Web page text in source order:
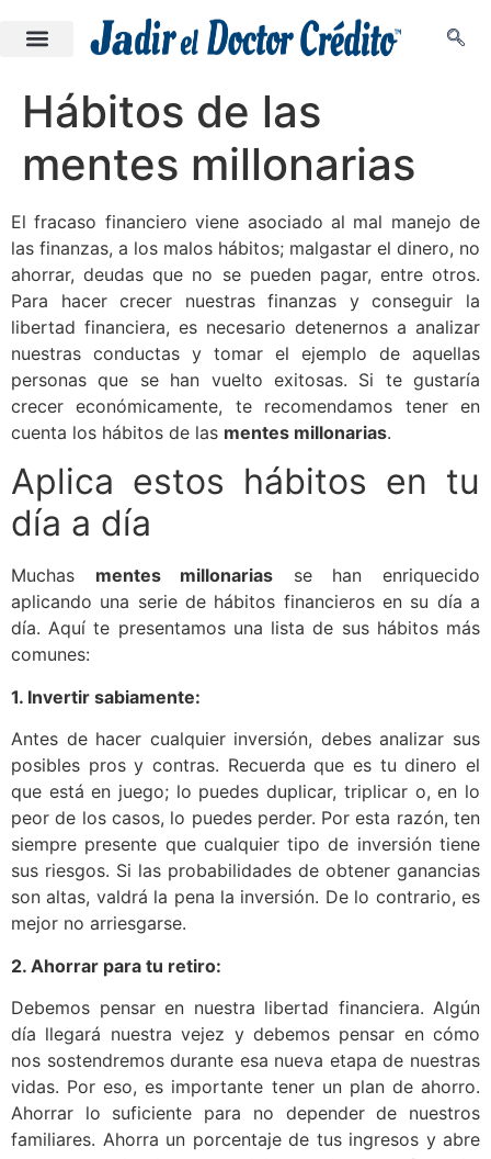
Hábitos de las
mentes millonarias
El fracaso financiero viene asociado al mal manejo de
las finanzas, a los malos hábitos; malgastar el dinero, no
ahorrar, deudas que no se pueden pagar, entre otros.
Para hacer crecer nuestras finanzas y conseguir la
libertad financiera, es necesario detenernos a analizar
nuestras conductas y tomar el ejemplo de aquellas
personas que se han vuelto exitosas. Si te gustaría
crecer económicamente, te recomendamos tener en
cuenta los hábitos de las mentes millonarias.
Aplica estos hábitos en tu
día a día
Muchas mentes millonarias se han enriquecido
aplicando una serie de hábitos financieros en su día a
día. Aquí te presentamos una lista de sus hábitos más
comunes:
1. Invertir sabiamente:
Antes de hacer cualquier inversión, debes analizar sus
posibles pros y contras. Recuerda que es tu dinero el
que está en juego; lo puedes duplicar, triplicar o, en lo
peor de los casos, lo puedes perder. Por esta razón, ten
siempre presente que cualquier tipo de inversión tiene
sus riesgos. Si las probabilidades de obtener ganancias
son altas, valdrá la pena la inversión. De lo contrario, es
mejor no arriesgarse.
2. Ahorrar para tu retiro:
Debemos pensar en nuestra libertad financiera. Algún
día llegará nuestra vejez y debemos pensar en cómo
nos sostendremos durante esa nueva etapa de nuestras
vidas. Por eso, es importante tener un plan de ahorro.
Ahorrar lo suficiente para no depender de nuestros
familiares. Ahorra un porcentaje de tus ingresos y abre